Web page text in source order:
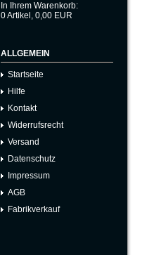
In Ihrem Warenkorb:
0Artikel, 0,00 EUR
ALLGEMEIN
Startseite
Hilfe
Kontakt
Widerrufsrecht
Versand
Datenschutz
Impressum
AGB
Fabrikverkauf